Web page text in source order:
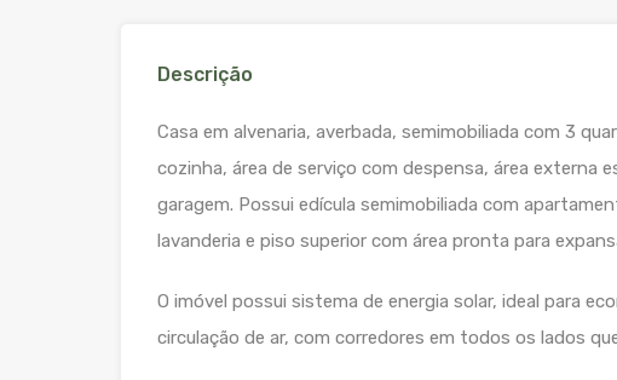
Descrição
Casa em alvenaria, averbada, semimobiliada com 3
cozinha, área de serviço com despensa, área externa
garagem. Possui edícula semimobiliada com
lavanderia e piso superior com área pronta para
O imóvel possui sistema de energia solar, ideal para
circulação de ar, com corredores em todos os lados